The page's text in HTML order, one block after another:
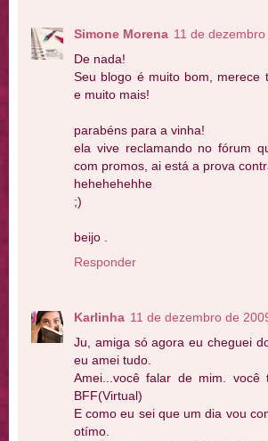
Simone Morena 11 de
De nada!
Seu blogo é muito bom, merece
e muito mais!
parabéns para a vinha!
ela vive reclamando no fórum
com promos, ai está a prova
hehehehehhe
;)
beijo .
Responder
Karlinha 11 de dezembro de
Ju, amiga só agora eu cheguei
eu amei tudo.
Amei...você falar de mim. você
BFF(Virtual)
E como eu sei que um dia vou
otímo.